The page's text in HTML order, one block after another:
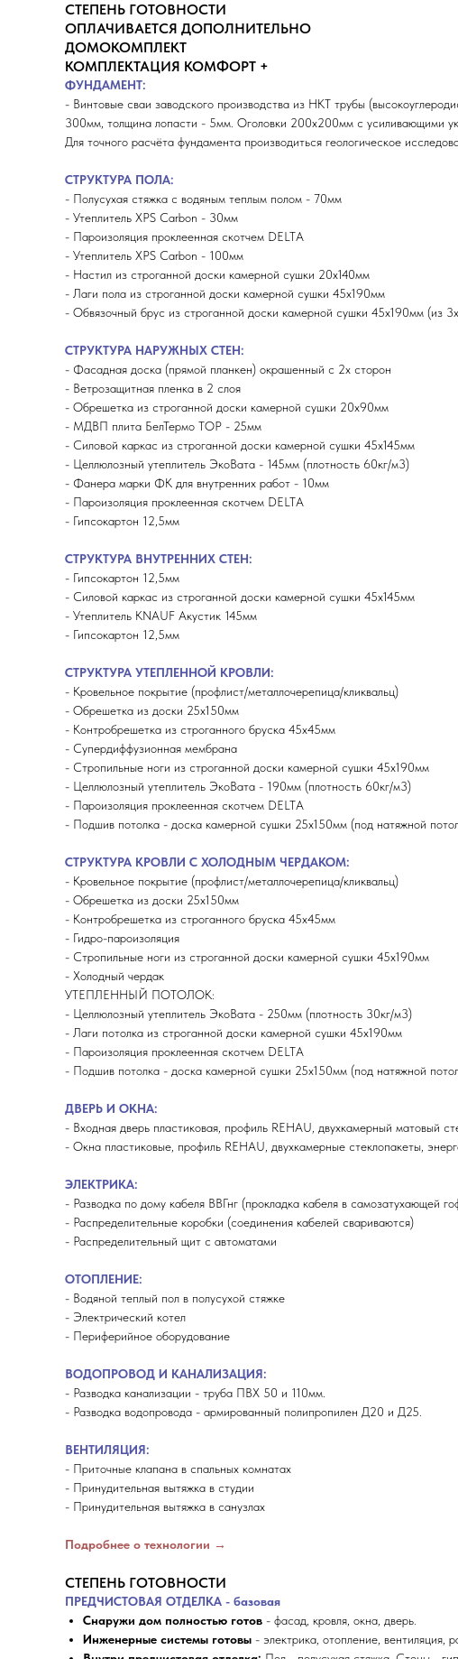
СТЕПЕНЬ ГОТОВНОСТИ
ОПЛАЧИВАЕТСЯ ДОПОЛНИТЕЛЬНО
ДОМОКОМПЛЕКТ
КОМПЛЕКТАЦИЯ КОМФОРТ +
ФУНДАМЕНТ:
- Винтовые сваи заводского производства из НКТ трубы
300мм, толщина лопасти - 5мм. Оголовки 200х200мм с усиливающими
Для точного расчёта фундамента производиться геологическое
СТРУКТУРА ПОЛА:
- Полусухая стяжка с водяным теплым полом - 70мм
- Утеплитель XPS Carbon - 30мм
- Пароизоляция проклеенная скотчем DELTA
- Утеплитель XPS Carbon - 100мм
- Настил из строганной доски камерной сушки 20х140мм
- Лаги пола из строганной доски камерной сушки 45х190мм
- Обвязочный брус из строганной доски камерной сушки 45х190мм (из
СТРУКТУРА НАРУЖНЫХ СТЕН:
- Фасадная доска (прямой планкен) окрашенный с 2х сторон
- Ветрозащитная пленка в 2 слоя
- Обрешетка из строганной доски камерной сушки 20х90мм
- МДВП плита БелТермо ТОP - 25мм
- Силовой каркас из строганной доски камерной сушки 45х145мм
- Целлюлозный утеплитель ЭкоВата - 145мм (плотность 60кг/м3)
- Фанера марки ФК для внутренних работ - 10мм
- Пароизоляция проклеенная скотчем DELTA
- Гипсокартон 12,5мм
СТРУКТУРА ВНУТРЕННИХ СТЕН:
- Гипсокартон 12,5мм
- Силовой каркас из строганной доски камерной сушки 45х145мм
- Утеплитель KNAUF Акустик 145мм
- Гипсокартон 12,5мм
СТРУКТУРА УТЕПЛЕННОЙ КРОВЛИ:
- Кровельное покрытие (профлист/металлочерепица/кликвальц)
- Обрешетка из доски 25х150мм
- Контробрешетка из строганного бруска 45х45мм
- Супердиффузионная мембрана
- Стропильные ноги из строганной доски камерной сушки 45х190мм
- Целлюлозный утеплитель ЭкоВата - 190мм (плотность 60кг/м3)
- Пароизоляция проклеенная скотчем DELTA
- Подшив потолка - доска камерной сушки 25х150мм (под натяжной
СТРУКТУРА КРОВЛИ С ХОЛОДНЫМ ЧЕРДАКОМ:
- Кровельное покрытие (профлист/металлочерепица/кликвальц)
- Обрешетка из доски 25х150мм
- Контробрешетка из строганного бруска 45х45мм
- Гидро-пароизоляция
- Стропильные ноги из строганной доски камерной сушки 45х190мм
- Холодный чердак
УТЕПЛЕННЫЙ ПОТОЛОК:
- Целлюлозный утеплитель ЭкоВата - 250мм (плотность 30кг/м3)
- Лаги потолка из строганной доски камерной сушки 45х190мм
- Пароизоляция проклеенная скотчем DELTA
- Подшив потолка - доска камерной сушки 25х150мм (под натяжной
ДВЕРЬ И ОКНА:
- Входная дверь пластиковая, профиль REHAU, двухкамерный матовый
- Окна пластиковые, профиль REHAU, двухкамерные стеклопакеты,
ЭЛЕКТРИКА:
- Разводка по дому кабеля ВВГнг (прокладка кабеля в самозатухающей
- Распределительные коробки (соединения кабелей свариваются)
- Распределительный щит с автоматами
ОТОПЛЕНИЕ:
- Водяной теплый пол в полусухой стяжке
- Электрический котел
- Периферийное оборудование
ВОДОПРОВОД И КАНАЛИЗАЦИЯ:
- Разводка канализации - труба ПВХ 50 и 110мм.
- Разводка водопровода - армированный полипропилен Д20 и Д25.
ВЕНТИЛЯЦИЯ:
- Приточные клапана в спальных комнатах
- Принудительная вытяжка в студии
- Принудительная вытяжка в санузлах
Подробнее о технологии →
СТЕПЕНЬ ГОТОВНОСТИ
ПРЕДЧИСТОВАЯ ОТДЕЛКА - базовая
Снаружи дом полностью готов - фасад, кровля, окна, дверь.
Инженерные системы готовы - электрика, отопление, вентиляция,